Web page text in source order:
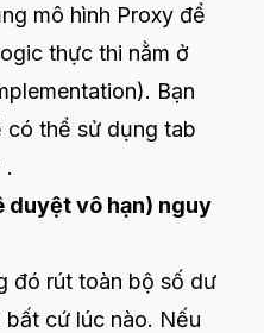
mô hình Proxy để
thực thi nằm ở
Bạn
có thể sử dụng tab
.
duyệt vô hạn) nguy
đó rút toàn bộ số dư
cứ lúc nào. Nếu